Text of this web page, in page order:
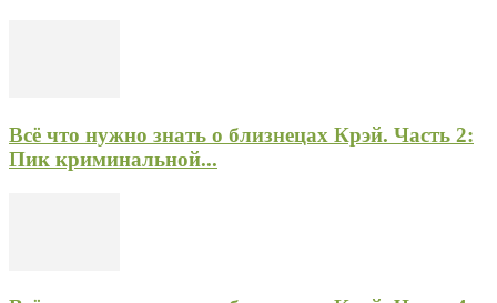
Всё что нужно знать о близнецах Крэй. Часть 2:
Пик криминальной...